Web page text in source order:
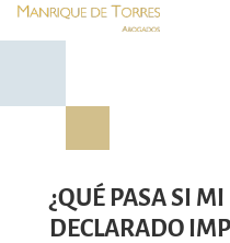
¿QUÉ PASA SI
DECLARADO